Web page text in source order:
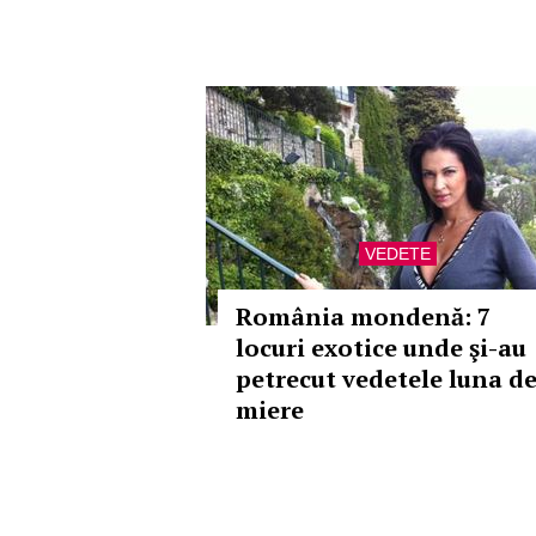
VEDETE
România mondenă: 7
locuri exotice unde şi-au
petrecut vedetele luna de
miere